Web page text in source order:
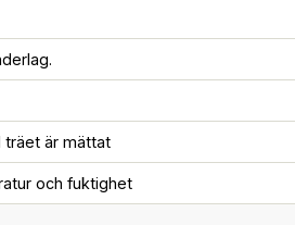
träet är mättat
och fuktighet